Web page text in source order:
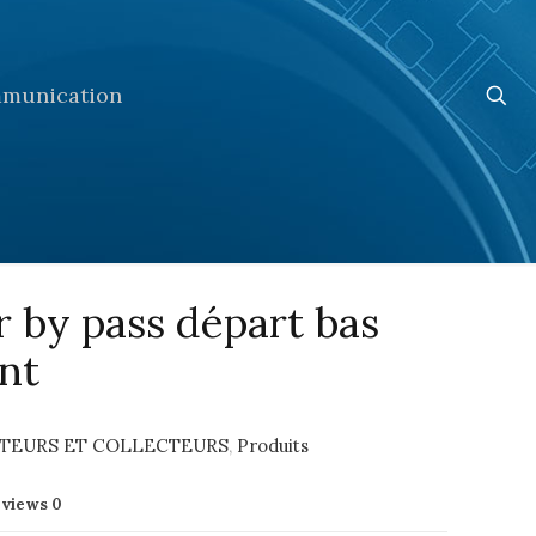
pass départ bas
ET COLLECTEURS, Produits
0